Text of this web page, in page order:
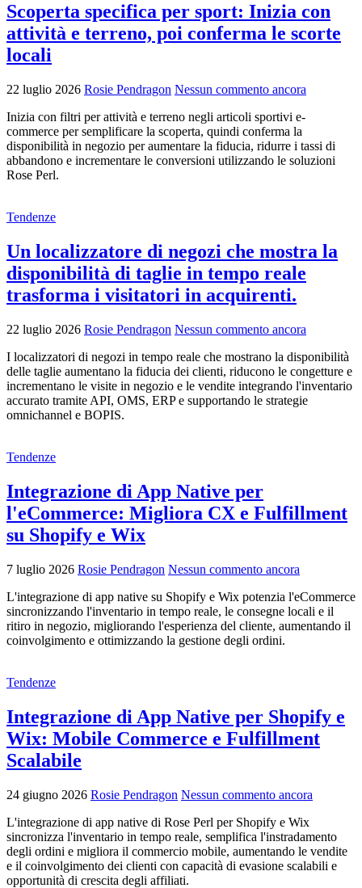
Scoperta specifica per sport: Inizia con
attività e terreno, poi conferma le scorte
locali
22 luglio 2026 Rosie Pendragon Nessun commento ancora
Inizia con filtri per attività e terreno negli articoli sportivi e-
commerce per semplificare la scoperta, quindi conferma la
disponibilità in negozio per aumentare la fiducia, ridurre i tassi di
abbandono e incrementare le conversioni utilizzando le soluzioni
Rose Perl.
Tendenze
Un localizzatore di negozi che mostra la
disponibilità di taglie in tempo reale
trasforma i visitatori in acquirenti.
22 luglio 2026 Rosie Pendragon Nessun commento ancora
I localizzatori di negozi in tempo reale che mostrano la disponibilità
delle taglie aumentano la fiducia dei clienti, riducono le congetture e
incrementano le visite in negozio e le vendite integrando l'inventario
accurato tramite API, OMS, ERP e supportando le strategie
omnichannel e BOPIS.
Tendenze
Integrazione di App Native per
l'eCommerce: Migliora CX e Fulfillment
su Shopify e Wix
7 luglio 2026 Rosie Pendragon Nessun commento ancora
L'integrazione di app native su Shopify e Wix potenzia l'eCommerce
sincronizzando l'inventario in tempo reale, le consegne locali e il
ritiro in negozio, migliorando l'esperienza del cliente, aumentando il
coinvolgimento e ottimizzando la gestione degli ordini.
Tendenze
Integrazione di App Native per Shopify e
Wix: Mobile Commerce e Fulfillment
Scalabile
24 giugno 2026 Rosie Pendragon Nessun commento ancora
L'integrazione di app native di Rose Perl per Shopify e Wix
sincronizza l'inventario in tempo reale, semplifica l'instradamento
degli ordini e migliora il commercio mobile, aumentando le vendite
e il coinvolgimento dei clienti con capacità di evasione scalabili e
opportunità di crescita degli affiliati.